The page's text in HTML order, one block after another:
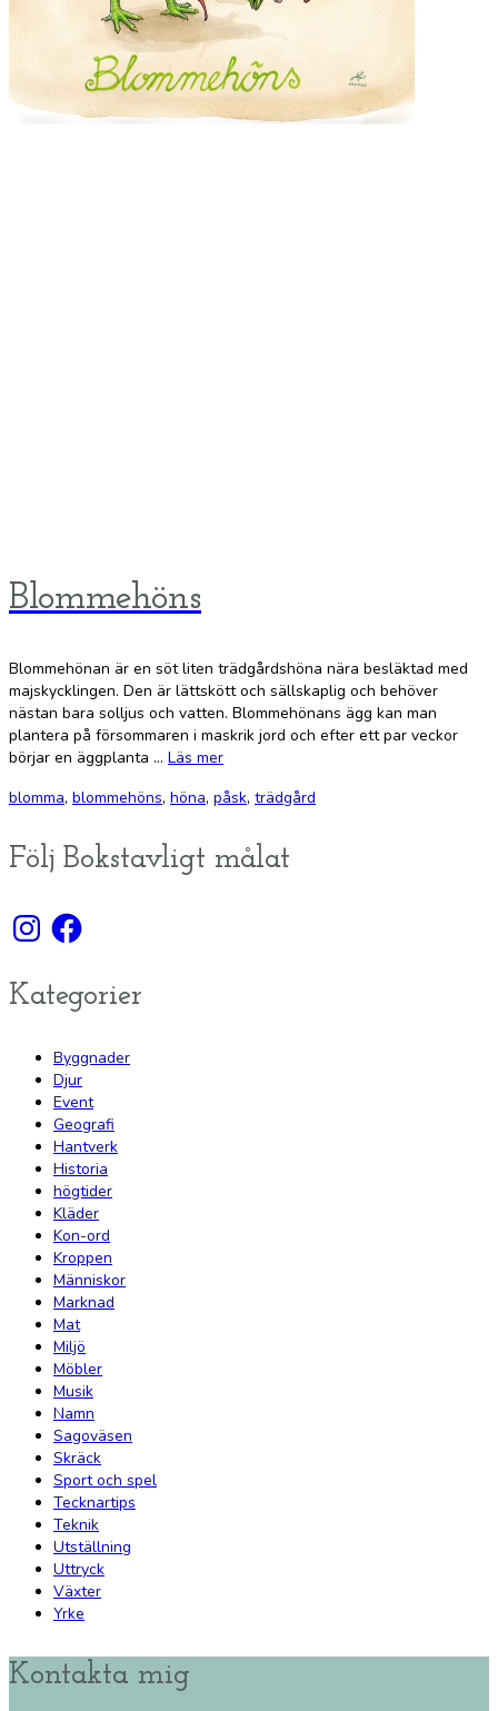
Blommehöns
Blommehönan är en söt liten trädgårdshöna nära besläktad med
majskycklingen. Den är lättskött och sällskaplig och behöver
nästan bara solljus och vatten. Blommehönans ägg kan man
plantera på försommaren i maskrik jord och efter ett par veckor
börjar en äggplanta … Läs mer
blomma, blommehöns, höna, påsk, trädgård
Följ Bokstavligt målat
InstagramFacebook
Kategorier
Byggnader
Djur
Event
Geografi
Hantverk
Historia
högtider
Kläder
Kon-ord
Kroppen
Människor
Marknad
Mat
Miljö
Möbler
Musik
Namn
Sagoväsen
Skräck
Sport och spel
Tecknartips
Teknik
Utställning
Uttryck
Växter
Yrke
Kontakta mig